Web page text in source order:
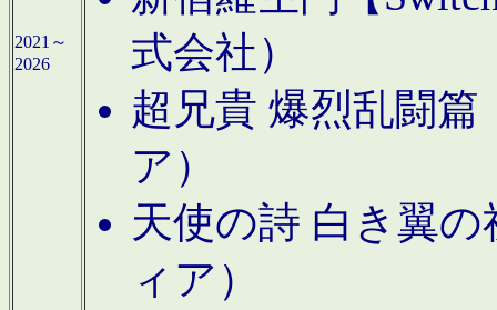
2021～
2026
式会社）
超兄貴 爆烈乱闘篇
ア）
天使の詩 白き翼
ィア）